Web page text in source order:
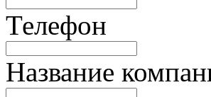
Телефон
Название